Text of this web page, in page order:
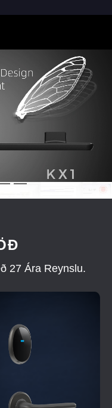
27 Ára Reynslu.